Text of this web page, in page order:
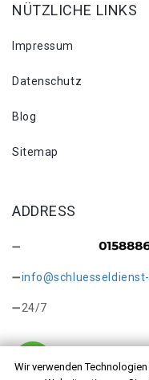
Wir verwenden
NÜTZLICHE LINKS
Impressum
Datenschutz
Blog
Sitemap
ADDRESS
24/7